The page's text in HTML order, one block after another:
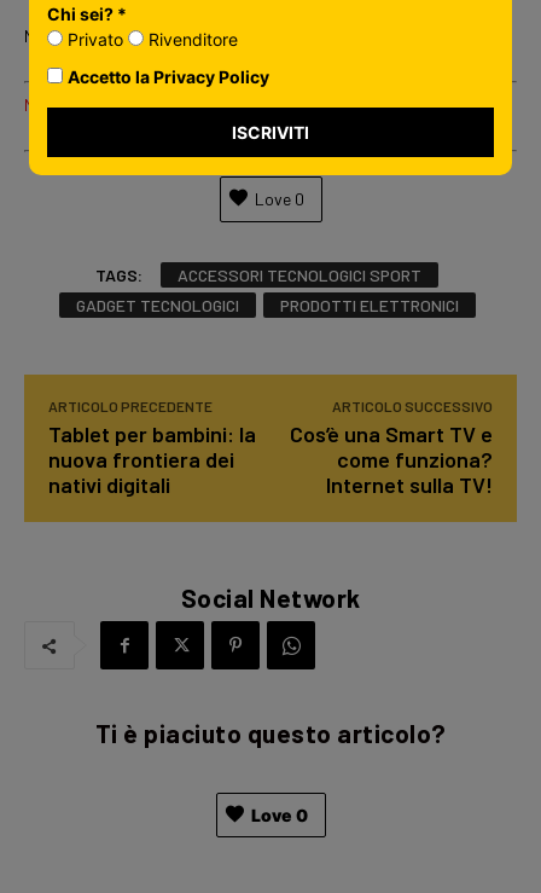
Social Network
Ti è piaciuto questo articolo?
Love 0
Ma non è finita qui! Scopri le nostre Action Cam!
Mostrami tutte le tipologie di ACTION CAM Trevi!
Love 0
TAGS:
ACCESSORI TECNOLOGICI SPORT
GADGET TECNOLOGICI
PRODOTTI ELETTRONICI
ARTICOLO PRECEDENTE
Tablet per bambini: la
nuova frontiera dei
nativi digitali
ARTICOLO SUCCESSIVO
Cos’è una Smart TV e
come funziona?
Internet sulla TV!
Chi sei? *
Privato
Rivenditore
Accetto la Privacy Policy
ISCRIVITI